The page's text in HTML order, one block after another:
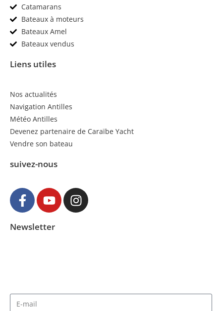
Catamarans
Bateaux à moteurs
Bateaux Amel
Bateaux vendus
Liens utiles
Nos actualités
Navigation Antilles
Météo Antilles
Devenez partenaire de Caraïbe Yacht
Vendre son bateau
suivez-nous
Newsletter